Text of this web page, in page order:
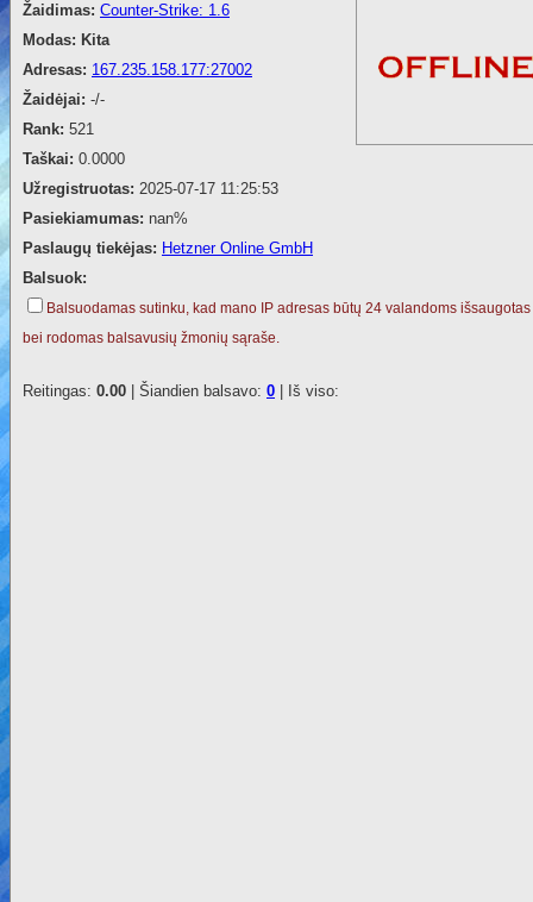
Žaidimas: Counter-Strike: 1.6
Modas: Kita
Adresas: 167.235.158.177:27002
Žaidėjai: -/-
Rank: 521
Taškai: 0.0000
Užregistruotas: 2025-07-17 11:25:53
Pasiekiamumas: nan%
Paslaugų tiekėjas: Hetzner Online GmbH
Balsuok:
Balsuodamas sutinku, kad mano IP adresas būtų 24 valandoms išsaugotas
bei rodomas balsavusių žmonių sąraše.
Reitingas: 0.00 | Šiandien balsavo: 0 | Iš viso: